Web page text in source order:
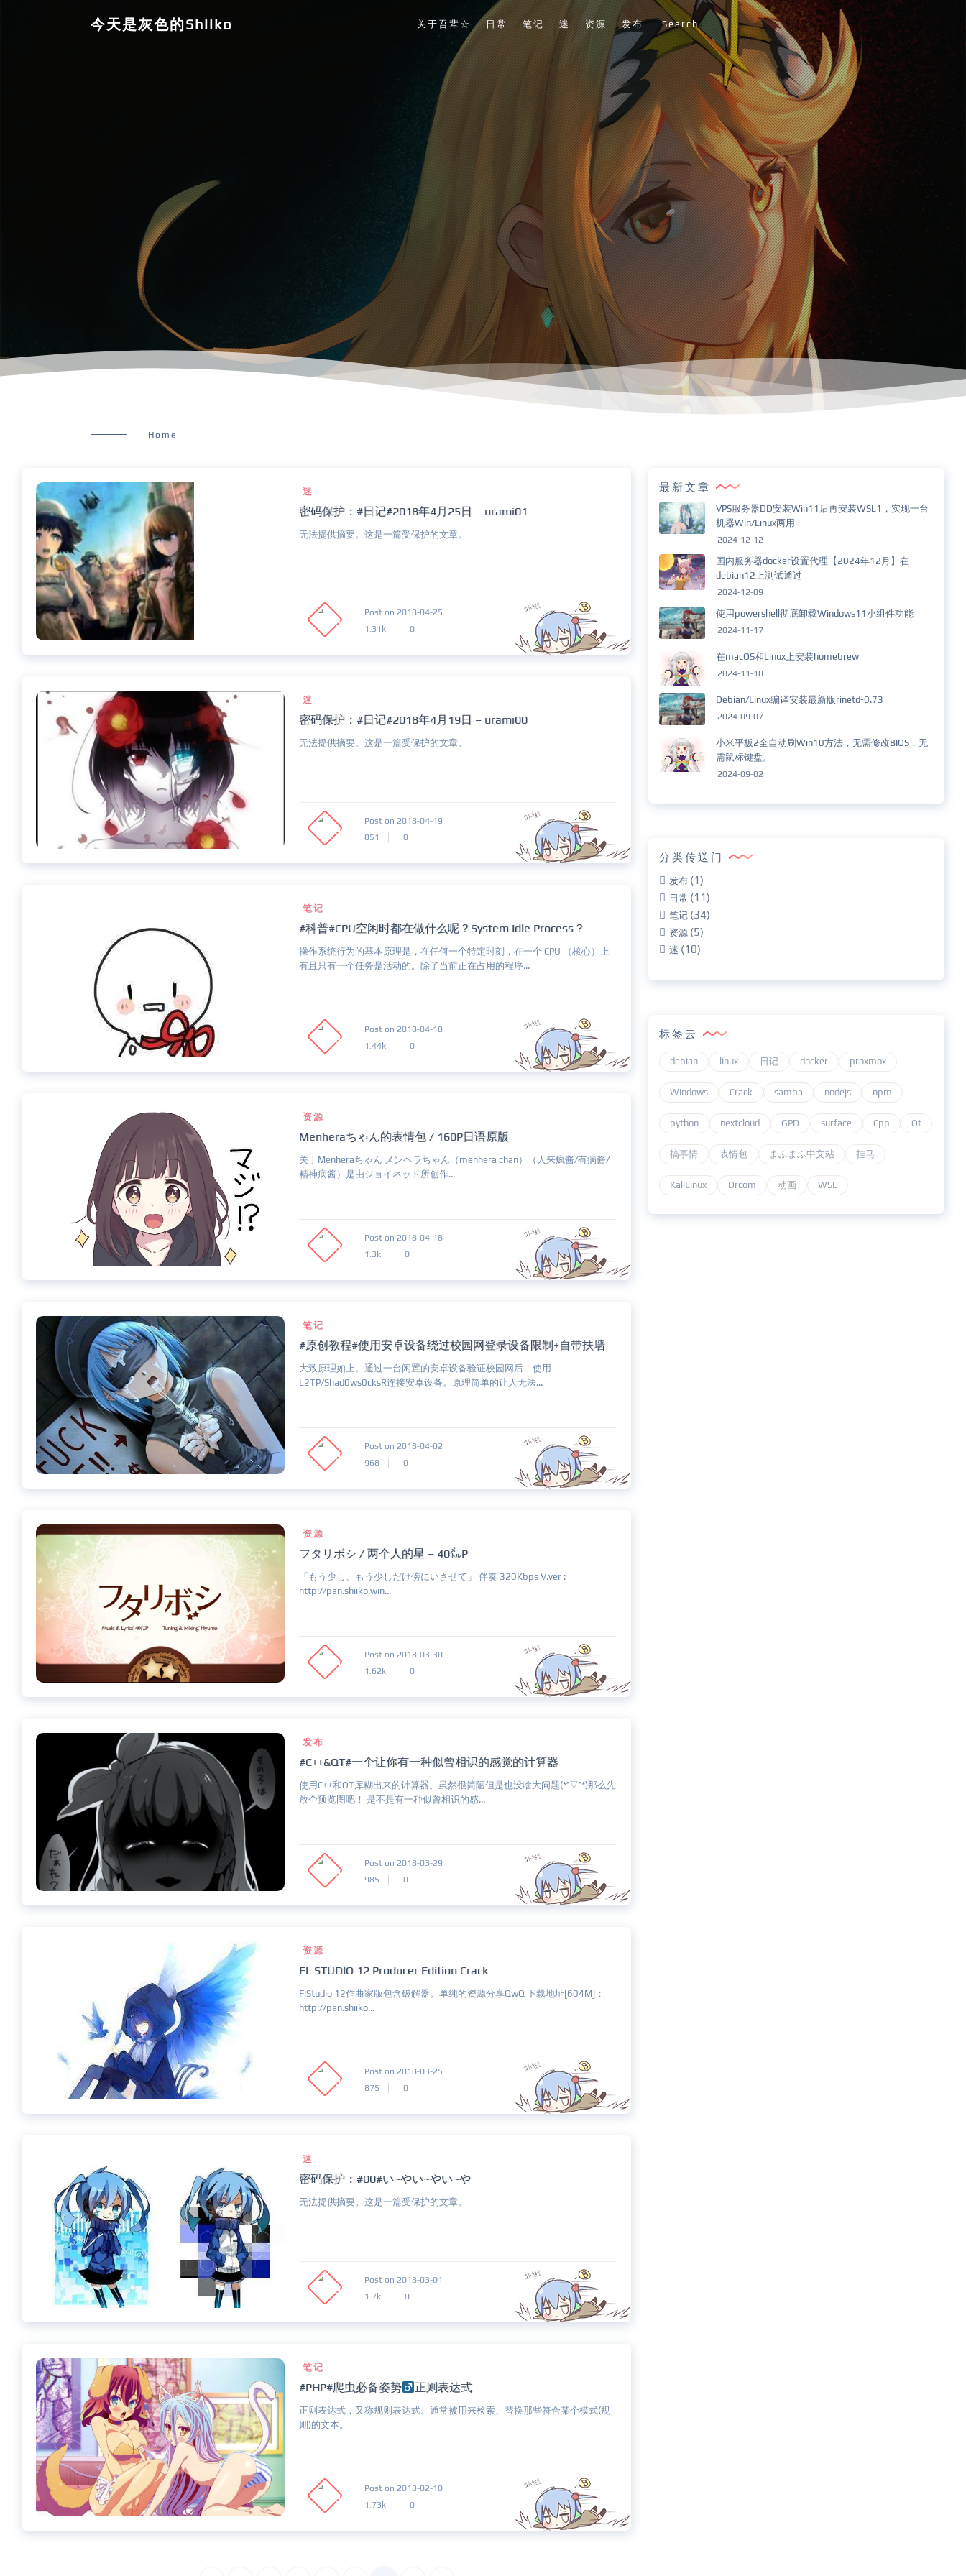
今天是灰色的Shiiko 关于吾辈☆ 日常 笔记 迷 资源 发布 Search
Home
迷
密码保护：#日记#2018年4月25日 – urami01
无法提供摘要。这是一篇受保护的文章。
Post on 2018-04-25
1.31k
0
迷
密码保护：#日记#2018年4月19日 – urami00
无法提供摘要。这是一篇受保护的文章。
Post on 2018-04-19
851
0
笔记
#科普#CPU空闲时都在做什么呢？System Idle Process？
操作系统行为的基本原理是，在任何一个特定时刻，在一个 CPU （核心）上
有且只有一个任务是活动的。除了当前正在占用的程序...
Post on 2018-04-18
1.44k
0
资源
Menheraちゃん的表情包 / 160P日语原版
关于Menheraちゃん メンヘラちゃん（menhera chan）（人来疯酱/有病酱/
精神病酱）是由ジョイネット所创作...
Post on 2018-04-18
1.3k
0
笔记
#原创教程#使用安卓设备绕过校园网登录设备限制+自带扶墙
大致原理如上。通过一台闲置的安卓设备验证校园网后，使用
L2TP/Shad0ws0cksR连接安卓设备。原理简单的让人无法...
Post on 2018-04-02
968
0
资源
フタリボシ / 两个人的星 – 40㍍P
「もう少し、もう少しだけ傍にいさせて」 伴奏 320Kbps V.ver :
http://pan.shiiko.win...
Post on 2018-03-30
1.62k
0
发布
#C++&QT#一个让你有一种似曾相识的感觉的计算器
使用C++和QT库糊出来的计算器。虽然很简陋但是也没啥大问题(*^▽^*)那么先
放个预览图吧！ 是不是有一种似曾相识的感...
Post on 2018-03-29
985
0
资源
FL STUDIO 12 Producer Edition Crack
FlStudio 12作曲家版包含破解器。单纯的资源分享QwQ 下载地址[604M]：
http://pan.shiiko...
Post on 2018-03-25
875
0
迷
密码保护：#00#い~やい~やい~や
无法提供摘要。这是一篇受保护的文章。
Post on 2018-03-01
1.7k
0
笔记
#PHP#爬虫必备姿势 正则表达式
正则表达式，又称规则表达式。通常被用来检索、替换那些符合某个模式(规
则)的文本。
Post on 2018-02-10
1.73k
0
最新文章
VPS服务器DD安装Win11后再安装WSL1，实现一台
机器Win/Linux两用
2024-12-12
国内服务器docker设置代理【2024年12月】在
debian12上测试通过
2024-12-09
使用powershell彻底卸载Windows11小组件功能
2024-11-17
在macOS和Linux上安装homebrew
2024-11-10
Debian/Linux编译安装最新版rinetd-0.73
2024-09-07
小米平板2全自动刷Win10方法，无需修改BIOS，无
需鼠标键盘。
2024-09-02
分类传送门
发布 (1)
日常 (11)
笔记 (34)
资源 (5)
迷 (10)
标签云
debian linux 日记 docker proxmox
Windows Crack samba nodejs npm
python nextcloud GPD surface Cpp Qt
搞事情 表情包 まふまふ中文站 挂马
KaliLinux Drcom 动画 WSL